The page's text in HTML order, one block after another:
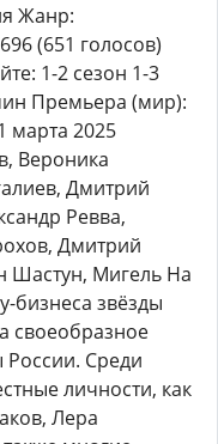
Жанр:
(651 голосов)
1-2 сезон 1-3
Премьера (мир):
марта 2025
Вероника
Дмитрий
Ревва,
Дмитрий
Шастун, Мигель На
бизнеса звёзды
своеобразное
Среди
личности, как
Лера